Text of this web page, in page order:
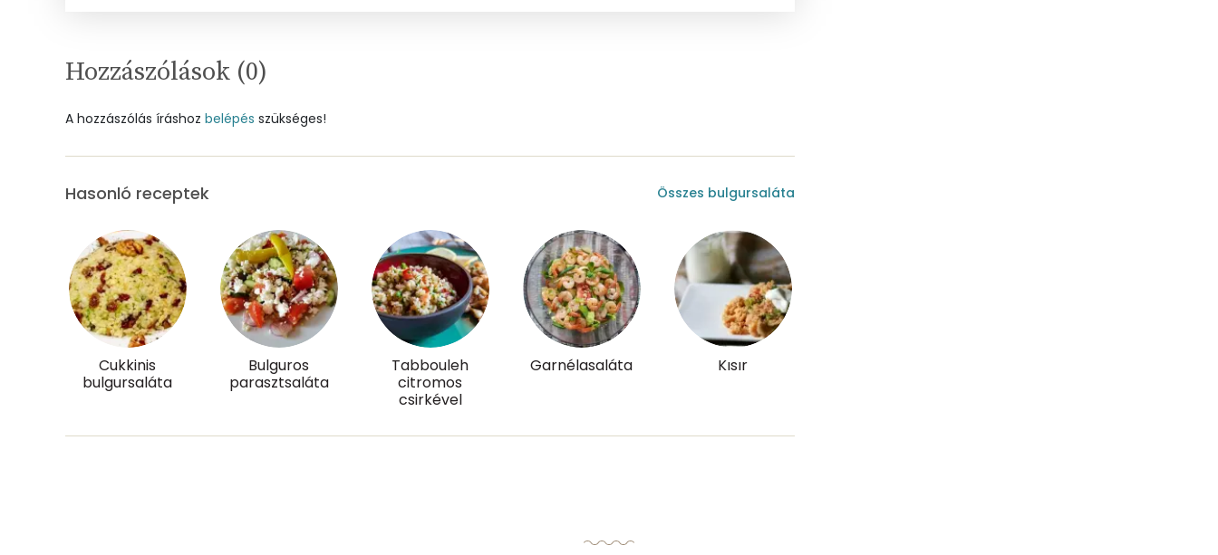
Kálcium
Vas
Magnézium
219 mg
Foszfor
544 mg
Nátrium
1250 mg
Réz
1 mg
Mangán
3 mg
Szénhidrát
Hozzászólások (0)
A hozzászólás íráshoz belépés szükséges!
Hasonló receptek Összes bulgursaláta
Cukkinis
bulgursaláta
Bulguros
parasztsaláta
Tabbouleh
citromos
csirkével
Garnélasaláta Kısır